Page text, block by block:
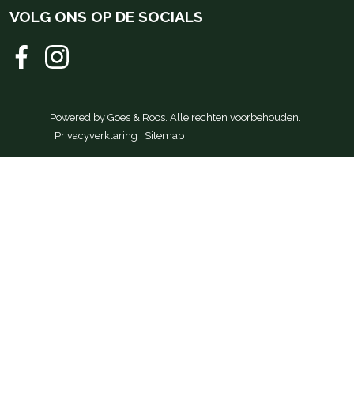
VOLG ONS OP DE SOCIALS
Powered by Goes & Roos. Alle rechten voorbehouden.
Privacyverklaring Sitemap